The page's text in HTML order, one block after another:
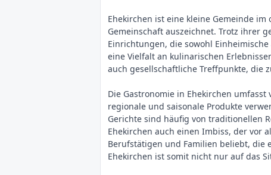
Ehekirchen ist eine kleine Gemeinde
Gemeinschaft auszeichnet. Trotz ihrer
Einrichtungen, die sowohl
eine Vielfalt an kulinarischen
auch gesellschaftliche Treffpunkte, die
Die Gastronomie in Ehekirchen
regionale und saisonale Produkte
Gerichte sind häufig von traditionellen
Ehekirchen auch einen Imbiss, der vor
Berufstätigen und Familien beliebt, die
Ehekirchen ist somit nicht nur auf das